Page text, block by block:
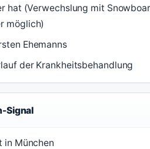
hat (Verwechslung mit
möglich)
Ehemanns
der Krankheitsbehandlung
Signal
in München